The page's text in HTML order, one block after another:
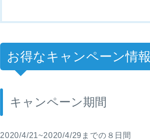
お得なキャンペーン情報
キャンペーン期間
2020/4/21~2020/4/29までの８日間